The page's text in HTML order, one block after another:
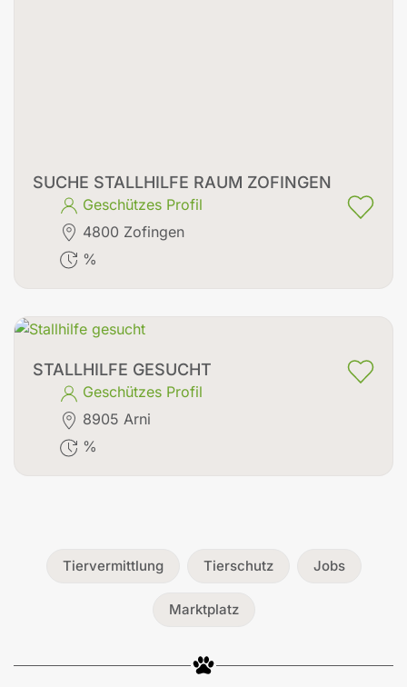
SUCHE STALLHILFE RAUM ZOFINGEN
Geschützes Profil
4800 Zofingen
%
STALLHILFE GESUCHT
Geschützes Profil
8905 Arni
%
Tiervermittlung Tierschutz Jobs
Marktplatz